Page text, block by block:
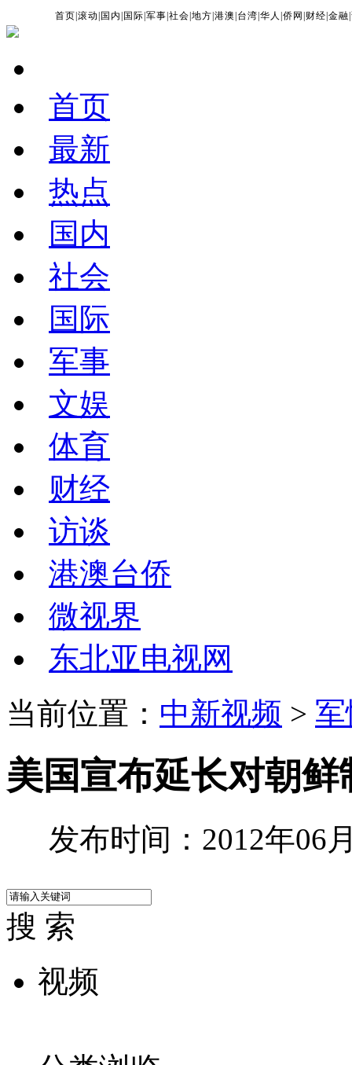
首页 |滚动 国内 国际 |军事 |社会 |地方 |港澳 台湾 |华人 |侨网 财经 |金融 |
首页
最新
热点
国内
社会
国际
军事
文娱
体育
财经
访谈
港澳台侨
微视界
东北亚电视网
当前位置： 中新视频 >
美国宣布延长对朝鲜
发布时间：2012年06
搜 索
视频